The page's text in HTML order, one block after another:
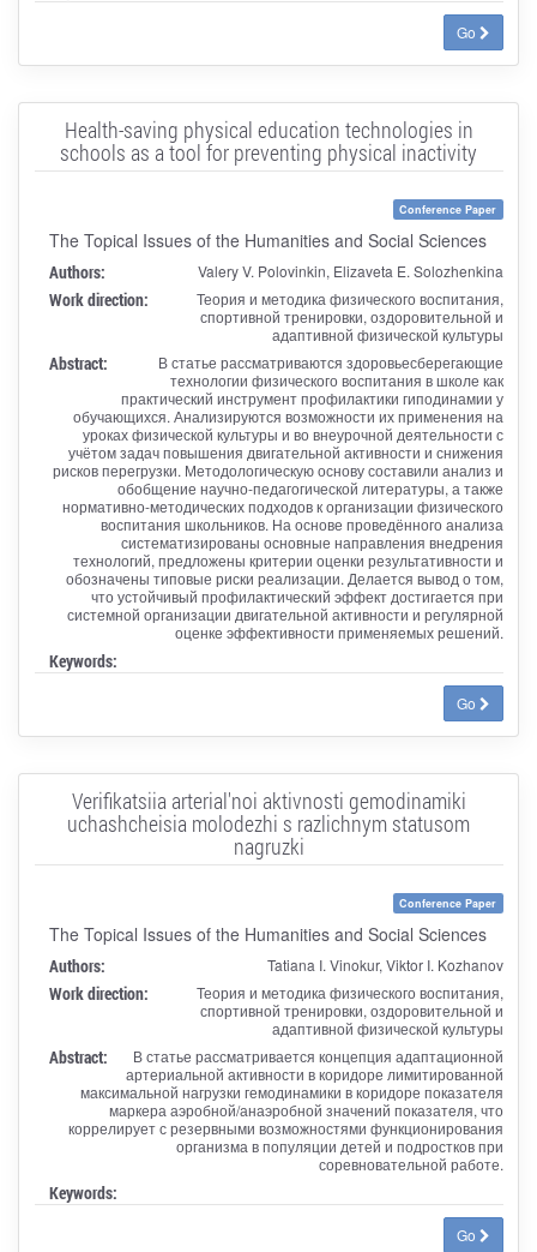
Go
Health-saving physical education technologies in
schools as a tool for preventing physical inactivity
Conference Paper
The Topical Issues of the Humanities and Social Sciences
Authors: Valery V. Polovinkin, Elizaveta E. Solozhenkina
Work direction:
Теория и методика физического воспитания,
спортивной тренировки, оздоровительной и
адаптивной физической культуры
Abstract:
В статье рассматриваются здоровьесберегающие
технологии физического воспитания в школе как
практический инструмент профилактики гиподинамии у
обучающихся. Анализируются возможности их применения на
уроках физической культуры и во внеурочной деятельности с
учётом задач повышения двигательной активности и снижения
рисков перегрузки. Методологическую основу составили анализ и
обобщение научно-педагогической литературы, а также
нормативно-методических подходов к организации физического
воспитания школьников. На основе проведённого анализа
систематизированы основные направления внедрения
технологий, предложены критерии оценки результативности и
обозначены типовые риски реализации. Делается вывод о том,
что устойчивый профилактический эффект достигается при
системной организации двигательной активности и регулярной
оценке эффективности применяемых решений.
Keywords:
Go
Verifikatsiia arterial'noi aktivnosti gemodinamiki
uchashcheisia molodezhi s razlichnym statusom
nagruzki
Conference Paper
The Topical Issues of the Humanities and Social Sciences
Authors: Tatiana I. Vinokur, Viktor I. Kozhanov
Work direction:
Теория и методика физического воспитания,
спортивной тренировки, оздоровительной и
адаптивной физической культуры
Abstract:
В статье рассматривается концепция адаптационной
артериальной активности в коридоре лимитированной
максимальной нагрузки гемодинамики в коридоре показателя
маркера аэробной/анаэробной значений показателя, что
коррелирует с резервными возможностями функционирования
организма в популяции детей и подростков при
соревновательной работе.
Keywords:
Go